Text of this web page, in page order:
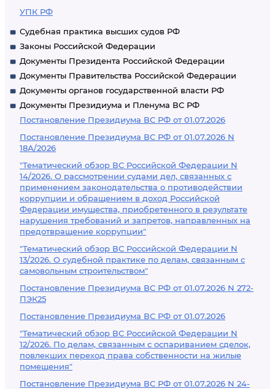
УПК РФ
Судебная практика высших судов РФ
Законы Российской Федерации
Документы Президента Российской Федерации
Документы Правительства Российской Федерации
Документы органов государственной власти РФ
Документы Президиума и Пленума ВС РФ
Постановление Президиума ВС РФ от 01.07.2026
Постановление Президиума ВС РФ от 01.07.2026 N
18А/2026
"Тематический обзор ВС Российской Федерации N
14/2026. О рассмотрении судами дел, связанных с
применением законодательства о противодействии
коррупции и обращением в доход Российской
Федерации имущества, приобретенного в результате
нарушения требований и запретов, направленных на
предотвращение коррупции"
"Тематический обзор ВС Российской Федерации N
13/2026. О судебной практике по делам, связанным с
самовольным строительством"
Постановление Президиума ВС РФ от 01.07.2026 N 272-
ПЭК25
Постановление Президиума ВС РФ от 01.07.2026
"Тематический обзор ВС Российской Федерации N
12/2026. По делам, связанным с оспариванием сделок,
повлекших переход права собственности на жилые
помещения"
Постановление Президиума ВС РФ от 01.07.2026 N 24-